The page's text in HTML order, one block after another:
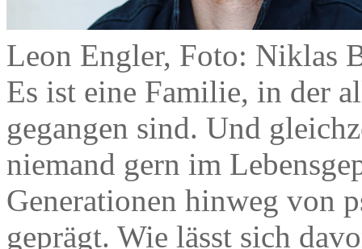
Leon Engler, Foto: Niklas
Es ist eine Familie, in der
gegangen sind. Und
niemand gern im
Generationen hinweg von
geprägt. Wie lässt sich